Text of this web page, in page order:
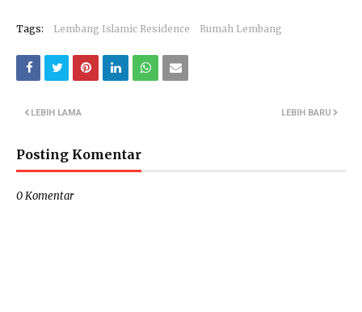
Tags: Lembang Islamic Residence Rumah Lembang
LEBIH BARU
LEBIH LAMA
Posting Komentar
0 Komentar